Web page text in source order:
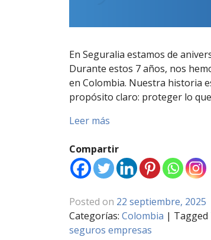
En Seguralia estamos de
Durante estos 7 años, nos
en Colombia. Nuestra historia
propósito claro: proteger lo
Leer más
Compartir
Posted on 22 septiembre, 2025
Categorías: Colombia | Tagged
seguros empresas